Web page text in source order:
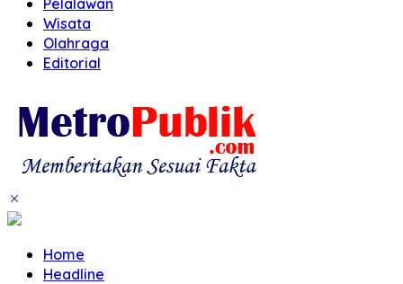
Pelalawan
Wisata
Olahraga
Editorial
Home
Headline